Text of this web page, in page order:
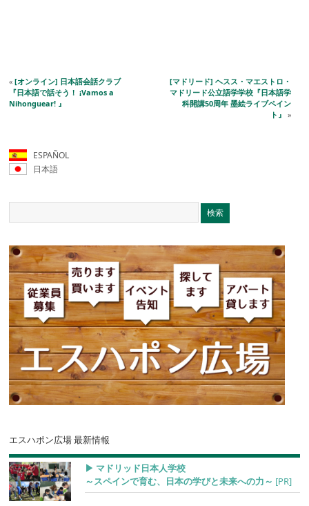
«[オンライン] 日本語会話クラブ
『日本語で話そう！ ¡Vamos a
Nihonguear! 』
[マドリード] ヘスス・マエストロ・
マドリード公立語学学校『日本語学
科開講50周年 墨絵ライブペイン
ト』 »
ESPAÑOL
日本語
エスハポン広場 最新情報
▶︎ マドリッド日本人学校
～スペインで育む、日本の学びと未来への力～ [PR]